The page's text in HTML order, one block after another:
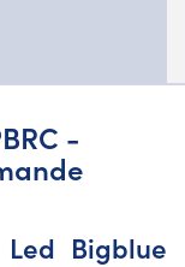
-
Bigblue